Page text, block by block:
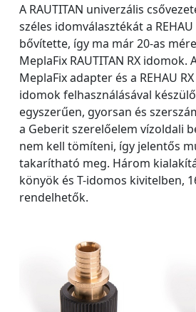
A RAUTITAN univerzális
széles idomválasztékát a
bővítette, így ma már 20-as
MeplaFix RAUTITAN RX
MeplaFix adapter és a REHAU
idomok felhasználásával
egyszerűen, gyorsan és
a Geberit szerelőelem vízoldali
nem kell tömíteni, így jelentős
takarítható meg. Három
könyök és T-idomos kivitelben,
rendelhetők.